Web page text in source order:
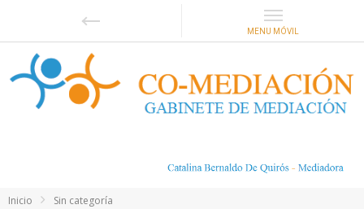
Inicio Sin categoría